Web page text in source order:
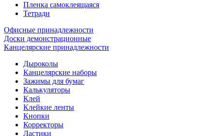
Пленка самоклеящаяся
Тетради
Офисные принадлежности
Доски демонстрационные
Канцелярские принадлежности
Дыроколы
Канцелярские наборы
Зажимы для бумаг
Калькуляторы
Клей
Клейкие ленты
Кнопки
Корректоры
Ластики